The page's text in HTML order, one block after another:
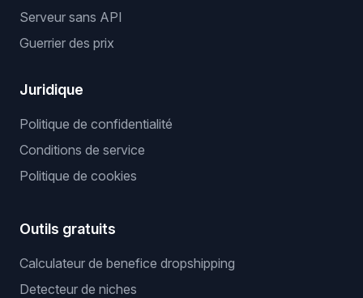
Serveur sans API
Guerrier des prix
Juridique
Politique de confidentialité
Conditions de service
Politique de cookies
Outils gratuits
Calculateur de benefice dropshipping
Detecteur de niches